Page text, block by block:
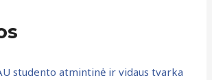
studento atmintinė ir vidaus tvarka